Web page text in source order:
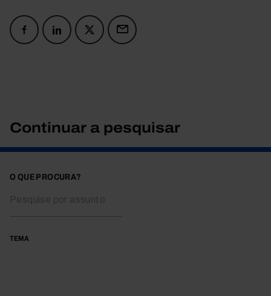
Continuar a pesquisar
O QUE PROCURA?
TEMA